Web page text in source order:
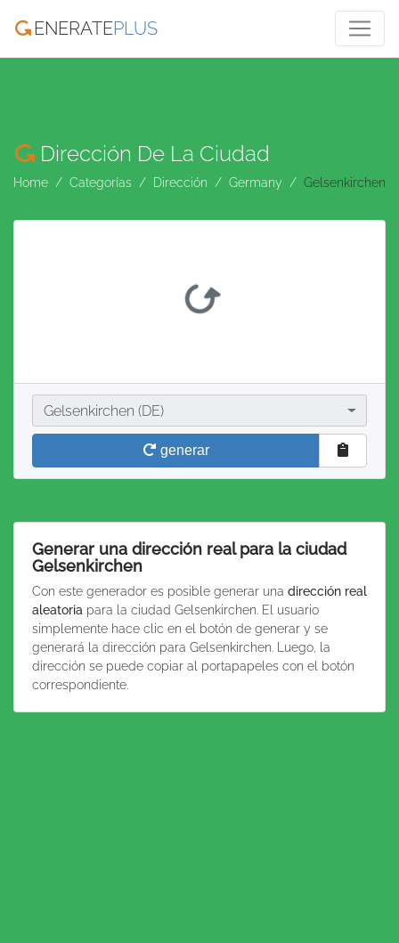
ENERATEPLUS
Dirección De La Ciudad
Home Categorías Dirección Germany Gelsenkirchen
Ciudad
Gelsenkirchen (DE)
generar
Generar una dirección real para la ciudad
Gelsenkirchen
Con este generador es posible generar una dirección real
aleatoria para la ciudad Gelsenkirchen. El usuario
simplemente hace clic en el botón de generar y se
generará la dirección para Gelsenkirchen. Luego, la
dirección se puede copiar al portapapeles con el botón
correspondiente.